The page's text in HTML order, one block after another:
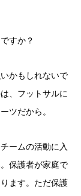
すか？
かもしれないで
、フットサルに
ツだから。
ームの活動に入
保護者が家庭で
ます。ただ保護